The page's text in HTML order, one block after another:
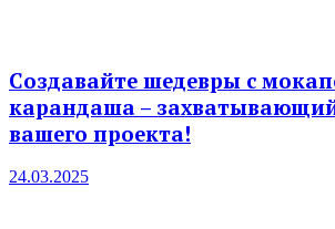
Создавайте шедевры с
карандаша –
вашего проекта!
24.03.2025